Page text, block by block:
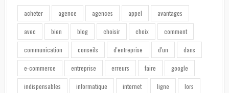
acheter agence agences appel avantages
avec bien blog choisir choix comment
communication conseils d'entreprise d'un dans
e-commerce entreprise erreurs faire google
indispensables informatique internet ligne lors